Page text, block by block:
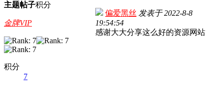
主题帖子积分
金牌VIP
积分
7
偏爱黑丝 发表于2022-8-8
19:54:54
感谢大大分享这么好的资源网站